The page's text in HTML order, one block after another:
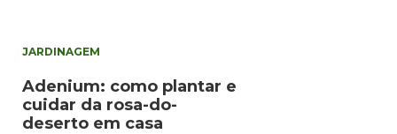
JARDINAGEM
Adenium: como plantar e
cuidar da rosa-do-
deserto em casa